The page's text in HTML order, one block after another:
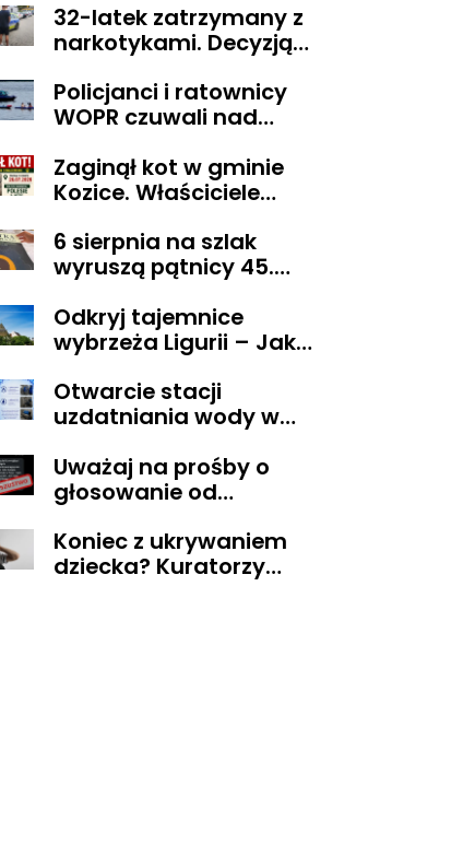
Neapolu
32-latek zatrzymany z
narkotykami. Decyzją
Policjanci i ratownicy
WOPR czuwali nad
uczestnika wyjątkowej
wyprawy
Zaginął kot w gminie
Kozice. Właściciele
pomoc
6 sierpnia na szlak
wyruszą pątnicy 45.
Diecezji Płockiej na
Jasną Górę
Odkryj tajemnice
wybrzeża Ligurii – Jak
chwile w krainie pesto i
słońca
Otwarcie stacji
uzdatniania wody w
Uważaj na prośby o
głosowanie od
Koniec z ukrywaniem
dziecka? Kuratorzy